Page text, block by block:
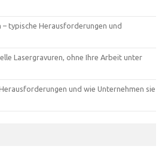
– typische Herausforderungen und
Lasergravuren, ohne Ihre Arbeit unter
und wie Unternehmen sie